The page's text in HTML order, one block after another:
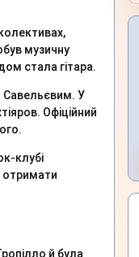
музичну
стала гітара.
Савельєвим. У
Офіційний
клубі
отримати
й була